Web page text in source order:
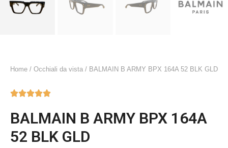
Home / Occhiali da vista / BALMAIN B ARMY BPX 164A 52 BLK GLD

BALMAIN B ARMY BPX 164A
52 BLK GLD